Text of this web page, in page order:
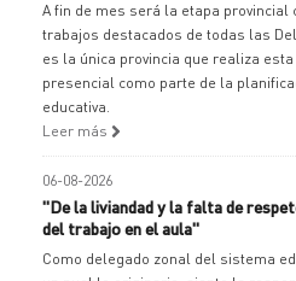
A fin de mes será la etapa provincial
trabajos destacados de todas las
es la única provincia que realiza
presencial como parte de la
educativa.
Leer más
06-08-2026
"De la liviandad y la falta de
del trabajo en el aula"
Como delegado zonal del sistema